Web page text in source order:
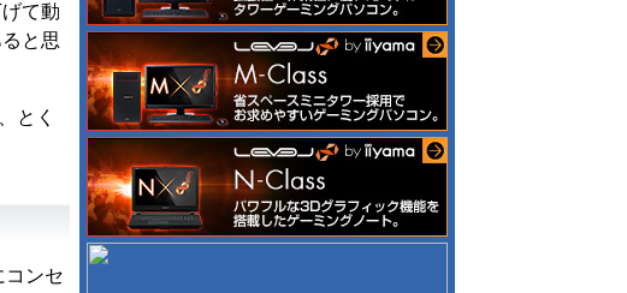
て動
と思
とく
ンセ